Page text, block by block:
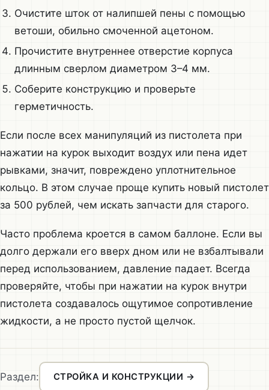
Очистите шток от налипшей пены с помощью
ветоши, обильно смоченной ацетоном.
Прочистите внутреннее отверстие корпуса
длинным сверлом диаметром 3–4 мм.
Соберите конструкцию и проверьте
герметичность.
Если после всех манипуляций из пистолета при
нажатии на курок выходит воздух или пена идет
рывками, значит, повреждено уплотнительное
кольцо. В этом случае проще купить новый пистолет
за 500 рублей, чем искать запчасти для старого.
Часто проблема кроется в самом баллоне. Если вы
долго держали его вверх дном или не взбалтывали
перед использованием, давление падает. Всегда
проверяйте, чтобы при нажатии на курок внутри
пистолета создавалось ощутимое сопротивление
жидкости, а не просто пустой щелчок.
Раздел: СТРОЙКА И КОНСТРУКЦИИ →